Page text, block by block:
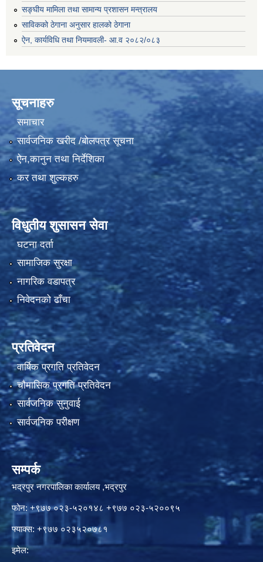
सङ्घीय मामिला तथा सामान्य प्रशासन मन्त्रालय
साविकको ठेगाना अनुसार हालको ठेगाना
ऐन, कार्यविधि तथा नियमावली- आ.व २०८२/०८३
सूचनाहरु
समाचार
सार्वजनिक खरीद /बोलपत्र सूचना
ऐन,कानुन तथा निर्देशिका
कर तथा शुल्कहरु
विधुतीय शुसासन सेवा
घटना दर्ता
सामाजिक सुरक्षा
नागरिक वडापत्र
निवेदनको ढाँचा
प्रतिवेदन
वार्षिक प्रगति प्रतिवेदन
चौमासिक प्रगति प्रतिवेदन
सार्वजनिक सुनुवाई
सार्वजनिक परीक्षण
सम्पर्क
भद्रपुर नगरपालिका कार्यालय ,भद्रपुर
फोन: +९७७ ०२३-५२०१४८ +९७७ ०२३-५२००९५
फ्याक्स: +९७७ ०२३५२०७८१
इमेल: